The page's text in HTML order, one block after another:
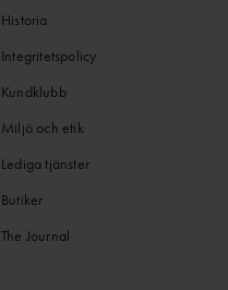
Historia
Integritetspolicy
Kundklubb
Miljö och etik
Lediga tjänster
Butiker
The Journal